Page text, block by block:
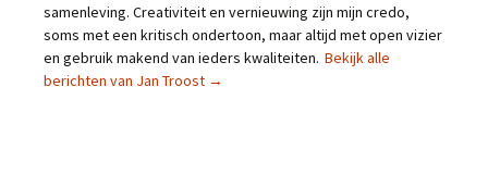
samenleving. Creativiteit en vernieuwing zijn mijn credo,
soms met een kritisch ondertoon, maar altijd met open vizier
en gebruik makend van ieders kwaliteiten. Bekijk alle
berichten van Jan Troost →